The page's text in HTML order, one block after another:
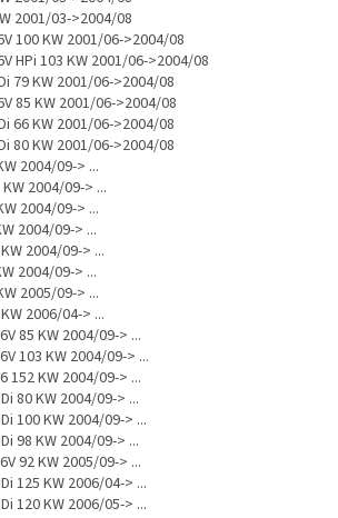
2001/03->2004/08
100 KW 2001/06->2004/08
HPi 103 KW 2001/06->2004/08
79 KW 2001/06->2004/08
85 KW 2001/06->2004/08
66 KW 2001/06->2004/08
80 KW 2001/06->2004/08
2004/09-> ...
2004/09-> ...
2004/09-> ...
2004/09-> ...
2004/09-> ...
2004/09-> ...
2005/09-> ...
2006/04-> ...
85 KW 2004/09-> ...
103 KW 2004/09-> ...
152 KW 2004/09-> ...
80 KW 2004/09-> ...
100 KW 2004/09-> ...
98 KW 2004/09-> ...
92 KW 2005/09-> ...
125 KW 2006/04-> ...
120 KW 2006/05-> ...